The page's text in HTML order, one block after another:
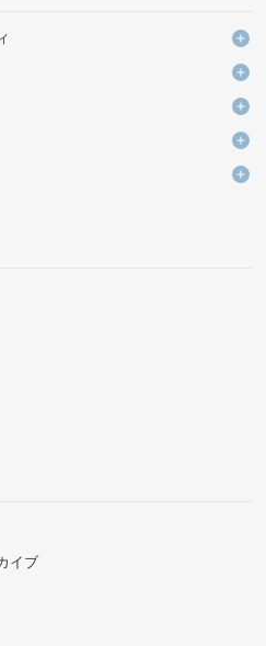
プ
働
境づくりの追求・提案
社
値ある商品とサービスの創出
いビジネスモデルの創造
進
地
取り組み
強
イブ